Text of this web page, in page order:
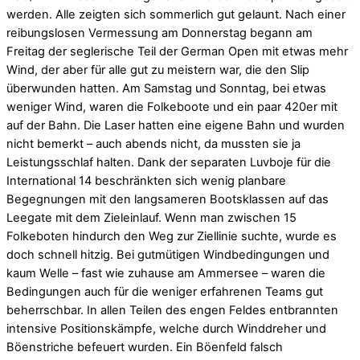
werden. Alle zeigten sich sommerlich gut gelaunt. Nach einer
reibungslosen Vermessung am Donnerstag begann am
Freitag der seglerische Teil der German Open mit etwas mehr
Wind, der aber für alle gut zu meistern war, die den Slip
überwunden hatten. Am Samstag und Sonntag, bei etwas
weniger Wind, waren die Folkeboote und ein paar 420er mit
auf der Bahn. Die Laser hatten eine eigene Bahn und wurden
nicht bemerkt – auch abends nicht, da mussten sie ja
Leistungsschlaf halten. Dank der separaten Luvboje für die
International 14 beschränkten sich wenig planbare
Begegnungen mit den langsameren Bootsklassen auf das
Leegate mit dem Zieleinlauf. Wenn man zwischen 15
Folkeboten hindurch den Weg zur Ziellinie suchte, wurde es
doch schnell hitzig. Bei gutmütigen Windbedingungen und
kaum Welle – fast wie zuhause am Ammersee – waren die
Bedingungen auch für die weniger erfahrenen Teams gut
beherrschbar. In allen Teilen des engen Feldes entbrannten
intensive Positionskämpfe, welche durch Winddreher und
Böenstriche befeuert wurden. Ein Böenfeld falsch